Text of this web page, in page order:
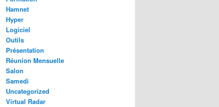
Hamnet
Hyper
Logiciel
Outils
Présentation
Réunion Mensuelle
Salon
Samedi
Uncategorized
Virtual Radar